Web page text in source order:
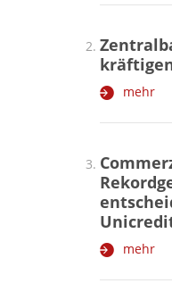
mehr
mehr